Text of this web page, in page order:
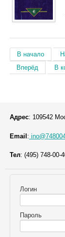
В начало
Вперёд
В
Адрес: 109542
Email:
Тел: (495) 748-00-
Логин
Пароль